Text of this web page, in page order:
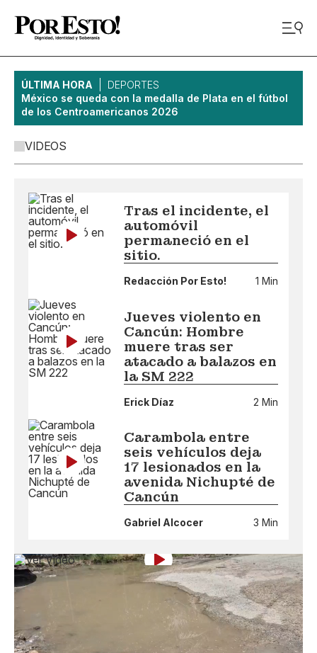
ÚLTIMA HORA
DEPORTES
México se queda con la medalla de Plata en el fútbol
de los Centroamericanos 2026
VIDEOS
Tras el incidente, el
automóvil
permaneció en el
sitio.
Redacción Por Esto! 1 Min
Jueves violento en
Cancún: Hombre
muere tras ser
atacado a balazos en
la SM 222
Erick Díaz 2 Min
Carambola entre
seis vehículos deja
17 lesionados en la
avenida Nichupté de
Cancún
Gabriel Alcocer 3 Min